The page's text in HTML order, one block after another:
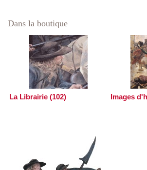
Dans la boutique
La Librairie (102) Images